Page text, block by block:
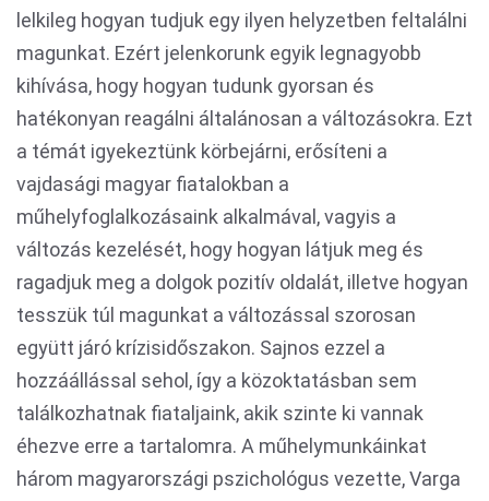
lelkileg hogyan tudjuk egy ilyen helyzetben feltalálni
magunkat. Ezért jelenkorunk egyik legnagyobb
kihívása, hogy hogyan tudunk gyorsan és
hatékonyan reagálni általánosan a változásokra. Ezt
a témát igyekeztünk körbejárni, erősíteni a
vajdasági magyar fiatalokban a
műhelyfoglalkozásaink alkalmával, vagyis a
változás kezelését, hogy hogyan látjuk meg és
ragadjuk meg a dolgok pozitív oldalát, illetve hogyan
tesszük túl magunkat a változással szorosan
együtt járó krízisidőszakon. Sajnos ezzel a
hozzáállással sehol, így a közoktatásban sem
találkozhatnak fiataljaink, akik szinte ki vannak
éhezve erre a tartalomra. A műhelymunkáinkat
három magyarországi pszichológus vezette, Varga